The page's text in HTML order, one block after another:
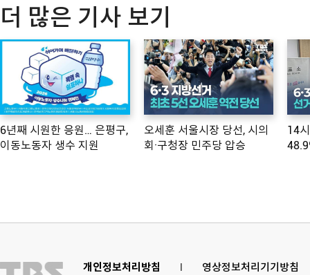
더 많은 기사 보기
6년째 시원한 응원… 은평구,
이동노동자 생수 지원
오세훈 서울시장 당선, 시의
회·구청장 민주당 압승
14
개인정보처리방침 l 영상정보처리기기방침